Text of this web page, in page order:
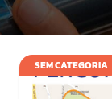
SEM CATEGORIA